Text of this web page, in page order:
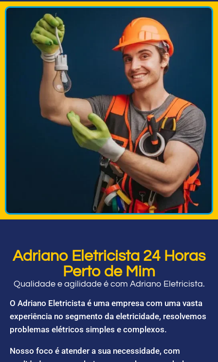
Adriano Eletricista 24 Horas
Perto de Mim
Qualidade e agilidade é com Adriano Eletricista.
O Adriano Eletricista é uma empresa com uma vasta
experiência no segmento da eletricidade, resolvemos
problemas elétricos simples e complexos.
Nosso foco é atender a sua necessidade, com